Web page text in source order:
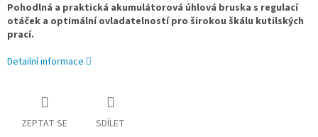
Pohodlná a praktická akumulátorová úhlová bruska s regulací
otáček a optimální ovladatelností pro širokou škálu kutilských
prací.
Detailní informace
ZEPTAT SE SDÍLET